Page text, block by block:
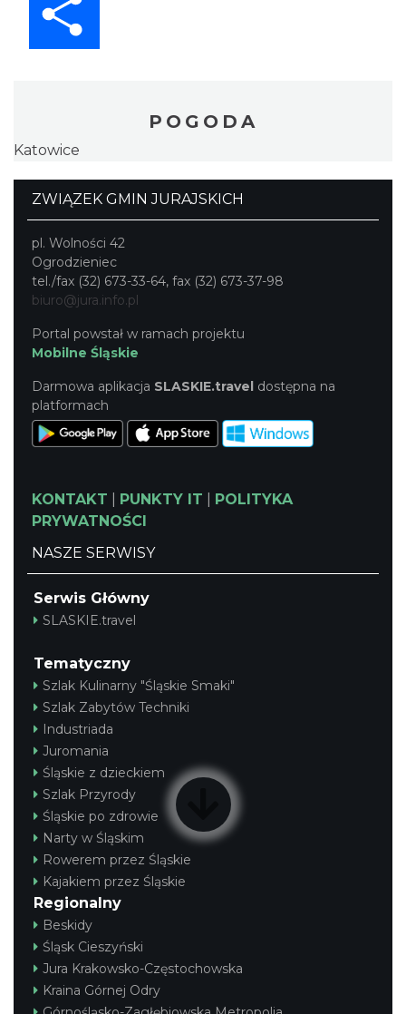
POGODA
Katowice
ZWIĄZEK GMIN JURAJSKICH
pl. Wolności 42
Ogrodzieniec
tel./fax (32) 673-33-64, fax (32) 673-37-98
biuro@jura.info.pl
Portal powstał w ramach projektu
Mobilne Śląskie
Darmowa aplikacja SLASKIE.travel dostępna na
platformach
KONTAKT PUNKTY IT
POLITYKA
PRYWATNOŚCI
NASZE SERWISY
Serwis Główny
SLASKIE.travel
Tematyczny
Szlak Kulinarny "Śląskie Smaki"
Szlak Zabytów Techniki
Industriada
Juromania
Śląskie z dzieckiem
Szlak Przyrody
Śląskie po zdrowie
Narty w Śląskim
Rowerem przez Śląskie
Kajakiem przez Śląskie
Regionalny
Beskidy
Śląsk Cieszyński
Jura Krakowsko-Częstochowska
Kraina Górnej Odry